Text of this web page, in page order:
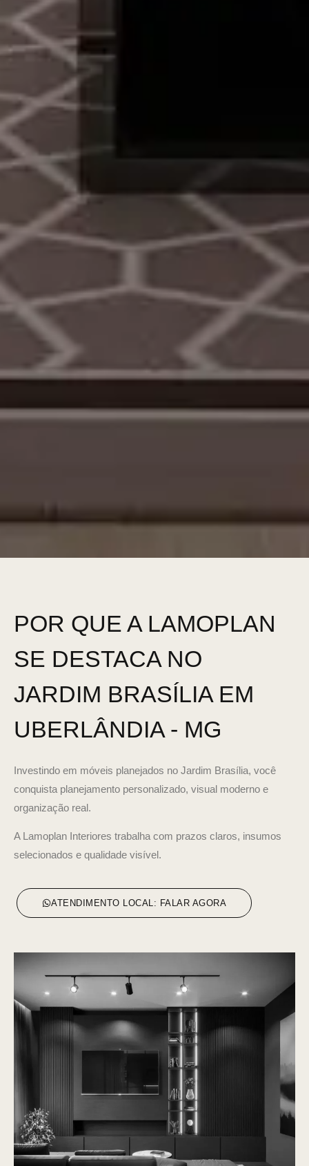
POR QUE A LAMOPLAN
SE DESTACA NO
JARDIM BRASÍLIA EM
UBERLÂNDIA - MG
Investindo em móveis planejados no Jardim Brasília, você
conquista planejamento personalizado, visual moderno e
organização real.
A Lamoplan Interiores trabalha com prazos claros, insumos
selecionados e qualidade visível.
ATENDIMENTO LOCAL: FALAR AGORA